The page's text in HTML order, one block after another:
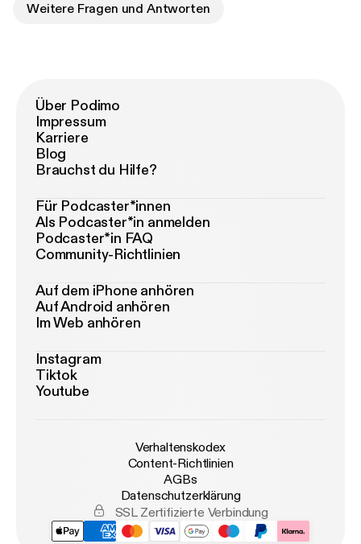
Weitere Fragen und Antworten
Über Podimo
Impressum
Karriere
Blog
Brauchst du Hilfe?
Für Podcaster*innen
Als Podcaster*in anmelden
Podcaster*in FAQ
Community-Richtlinien
Auf dem iPhone anhören
Auf Android anhören
Im Web anhören
Instagram
Tiktok
Youtube
Verhaltenskodex
Content-Richtlinien
AGBs
Datenschutzerklärung
SSL Zertifizierte Verbindung